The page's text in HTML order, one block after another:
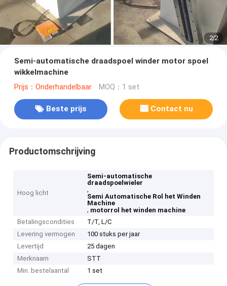
2/2
Semi-automatische draadspoel winder motor spoel
wikkelmachine
Prijs：Onderhandelbaar MOQ：1 set
Beste prijs Contact nu
Productomschrijving
Hoog licht
Semi-automatische
draadspoelwieler
,
Semi Automatische Rol het Winden
Machine
, motorrol het winden machine
Betalingscondities
T/T, L/C
Levering vermogen
100 stuks per jaar
Levertijd
25 dagen
Merknaam
STT
Min. bestelaantal
1 set